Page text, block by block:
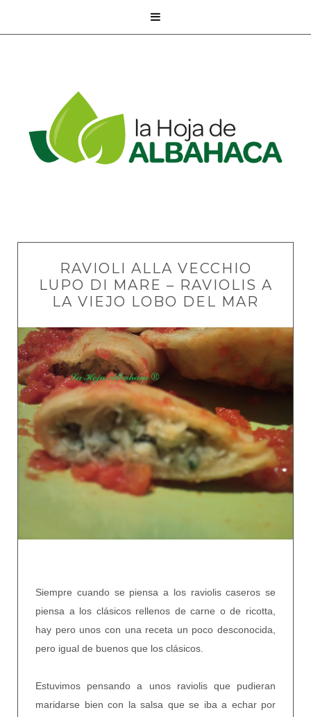

RAVIOLI ALLA VECCHIO
LUPO DI MARE – RAVIOLIS A
LA VIEJO LOBO DEL MAR
Siempre cuando se piensa a los raviolis caseros se
piensa a los clásicos rellenos de carne o de ricotta,
hay pero unos con una receta un poco desconocida,
pero igual de buenos que los clásicos.
Estuvimos pensando a unos raviolis que pudieran
maridarse bien con la salsa que se iba a echar por